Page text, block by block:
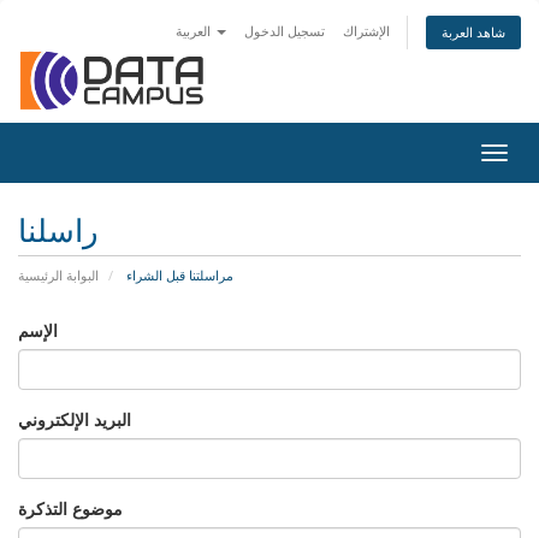
تسجيل الدخول الإشتراك شاهد العربة
راسلنا
البوابة الرئيسية مراسلتنا قبل الشراء
الإسم
البريد الإلكتروني
موضوع التذكرة